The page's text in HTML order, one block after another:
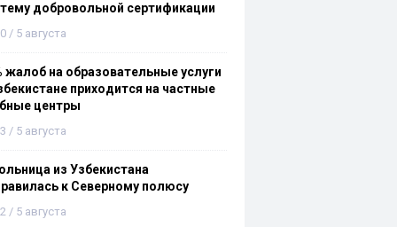
добровольной сертификации
/ 5 августа
жалоб на образовательные услуги
приходится на частные
центры
/ 5 августа
из Узбекистана
к Северному полюсу
/ 5 августа